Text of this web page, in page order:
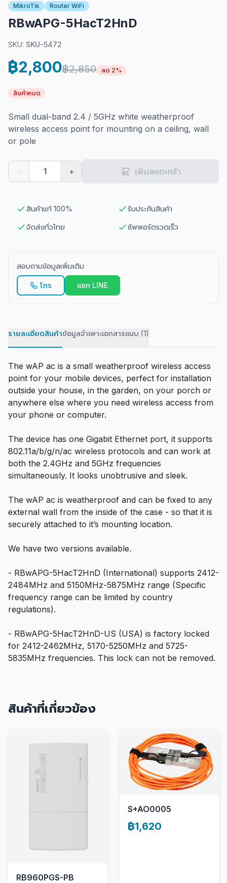
MikroTik Router WiFi
RBwAPG-5HacT2HnD
SKU: SKU-5472
฿2,800฿2,850 ลด 2%
สินค้าหมด
Small dual-band 2.4 / 5GHz white weatherproof
wireless access point for mounting on a ceiling, wall
or pole
- + เพิ่มลงตะกร้า
สินค้าแท้ 100% รับประกันสินค้า
จัดส่งทั่วไทย ซัพพอร์ตรวดเร็ว
สอบถามข้อมูลเพิ่มเติม
โทร แชท LINE
รายละเอียดสินค้าข้อมูลจำเพาะเอกสารแนบ (1)
The wAP ac is a small weatherproof wireless access
point for your mobile devices, perfect for installation
outside your house, in the garden, on your porch or
anywhere else where you need wireless access from
your phone or computer.
The device has one Gigabit Ethernet port, it supports
802.11a/b/g/n/ac wireless protocols and can work at
both the 2.4GHz and 5GHz frequencies
simultaneously. It looks unobtrusive and sleek.
The wAP ac is weatherproof and can be fixed to any
external wall from the inside of the case - so that it is
securely attached to it’s mounting location.
We have two versions available.
- RBwAPG-5HacT2HnD (International) supports 2412-
2484MHz and 5150MHz-5875MHz range (Specific
frequency range can be limited by country
regulations).
- RBwAPG-5HacT2HnD-US (USA) is factory locked
for 2412-2462MHz, 5170-5250MHz and 5725-
5835MHz frequencies. This lock can not be removed.
สินค้าที่เกี่ยวข้อง
RB960PGS-PB
S+AO0005
฿1,620